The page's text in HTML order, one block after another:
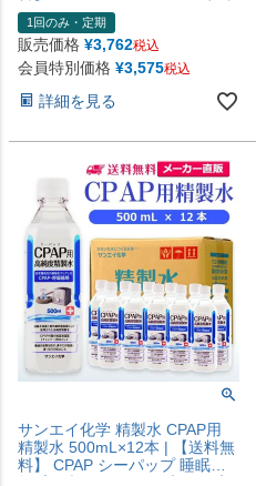
クーラント液 LLC アルコール
消毒液 無水 エタノール 除菌ス
プレー 除菌水 希釈水 液晶 洗浄
純水 蒸留水 イオン交換水 超純
水 せいせいすい 日本製
1回のみ・定期
販売価格 ¥3,762税込
会員特別価格 ¥3,575税込
詳細を見る
サンエイ化学 精製水 CPAP用
精製水 500mL×12本 | 【送料無
料】 CPAP シーパップ 睡眠時